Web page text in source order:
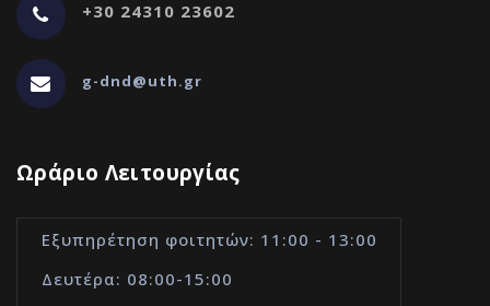
+30 24310 23602
g-dnd@uth.gr
Ωράριο Λειτουργίας
Εξυπηρέτηση φοιτητών: 11:00 - 13:00
Δευτέρα: 08:00-15:00